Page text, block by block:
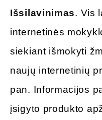
Išsilavinimas. Vis
internetinės
siekiant išmokyti
naujų internetinių
pan. Informacijos
įsigyto produkto